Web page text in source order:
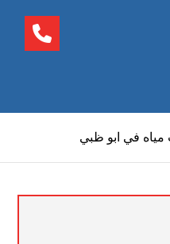
في ابو ظبي